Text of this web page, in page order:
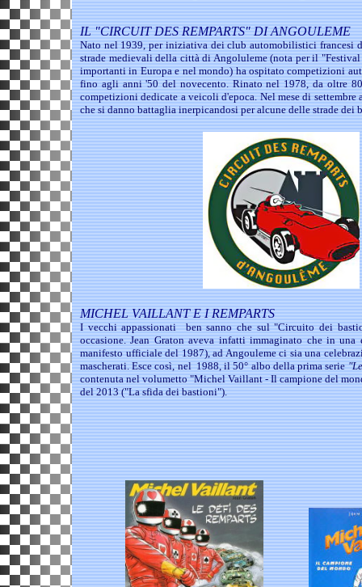
IL "CIRCUIT DES REMPARTS" DI ANGOULEME
Nato nel 1939, per iniziativa dei club automobilistici francesi
strade medievali della città di Angoluleme (nota per il
importanti in Europa e nel mondo) ha ospitato competizioni
fino agli anni '50 del novecento. Rinato nel 1978, da oltre
competizioni dedicate a veicoli d'epoca. Nel mese di
che si danno battaglia inerpicandosi per alcune delle strade dei
MICHEL VAILLANT E I REMPARTS
I vecchi appassionati ben sanno che sul "Circuito dei
occasione. Jean Graton aveva infatti immaginato che in
manifesto ufficiale del 1987), ad Angouleme ci sia una
mascherati. Esce così, nel 1988, il 50° albo della prima serie
contenuta nel volumetto "Michel Vaillant - Il campione del
del 2013 ("La sfida dei bastioni").